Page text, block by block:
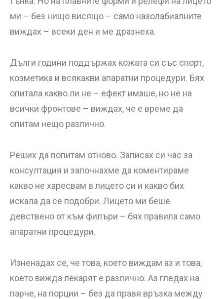
ми – без нищо висящо – само назолабиалните
виждах – всеки ден и ме дразнеха.
Дълги години поддържах кожата си със спорт,
козметика и всякакви апаратни процедури. Бях
опитала какво ли не – ефект имаше, но не на
всички фронтове – виждах, че е време да
опитам нещо различно.
Реших да попитам отново. Записах си час за
консултация и започнахме да коментираме
какво не харесвам в лицето си и какво бих
искала да се подобри. Лицето ми беше
девствено от към филъри – бях правила само
апаратни процедури.
Изненадах се, че това, което виждам аз и това,
което вижда лекарят е различно. Аз гледах на
парче, на порции – без да правя връзка между